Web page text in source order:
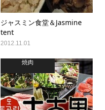
ジャスミン食堂＆Jasmine
tent
2012.11.01
焼肉